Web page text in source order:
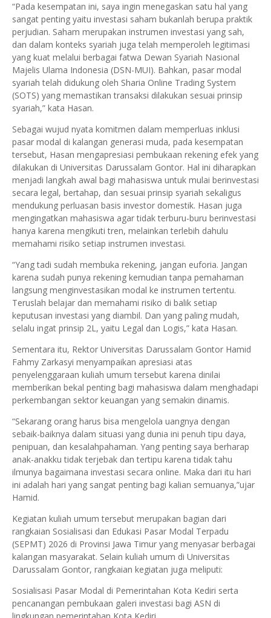
“Pada kesempatan ini, saya ingin menegaskan satu hal yang
sangat penting yaitu investasi saham bukanlah berupa praktik
perjudian. Saham merupakan instrumen investasi yang sah,
dan dalam konteks syariah juga telah memperoleh legitimasi
yang kuat melalui berbagai fatwa Dewan Syariah Nasional
Majelis Ulama Indonesia (DSN-MUI). Bahkan, pasar modal
syariah telah didukung oleh Sharia Online Trading System
(SOTS) yang memastikan transaksi dilakukan sesuai prinsip
syariah,” kata Hasan.
Sebagai wujud nyata komitmen dalam memperluas inklusi
pasar modal di kalangan generasi muda, pada kesempatan
tersebut, Hasan mengapresiasi pembukaan rekening efek yang
dilakukan di Universitas Darussalam Gontor. Hal ini diharapkan
menjadi langkah awal bagi mahasiswa untuk mulai berinvestasi
secara legal, bertahap, dan sesuai prinsip syariah sekaligus
mendukung perluasan basis investor domestik. Hasan juga
mengingatkan mahasiswa agar tidak terburu-buru berinvestasi
hanya karena mengikuti tren, melainkan terlebih dahulu
memahami risiko setiap instrumen investasi.
“Yang tadi sudah membuka rekening, jangan euforia. Jangan
karena sudah punya rekening kemudian tanpa pemahaman
langsung menginvestasikan modal ke instrumen tertentu.
Teruslah belajar dan memahami risiko di balik setiap
keputusan investasi yang diambil. Dan yang paling mudah,
selalu ingat prinsip 2L, yaitu Legal dan Logis,” kata Hasan.
Sementara itu, Rektor Universitas Darussalam Gontor Hamid
Fahmy Zarkasyi menyampaikan apresiasi atas
penyelenggaraan kuliah umum tersebut karena dinilai
memberikan bekal penting bagi mahasiswa dalam menghadapi
perkembangan sektor keuangan yang semakin dinamis.
“Sekarang orang harus bisa mengelola uangnya dengan
sebaik-baiknya dalam situasi yang dunia ini penuh tipu daya,
penipuan, dan kesalahpahaman. Yang penting saya berharap
anak-anakku tidak terjebak dan tertipu karena tidak tahu
ilmunya bagaimana investasi secara online. Maka dari itu hari
ini adalah hari yang sangat penting bagi kalian semuanya,”ujar
Hamid.
Kegiatan kuliah umum tersebut merupakan bagian dari
rangkaian Sosialisasi dan Edukasi Pasar Modal Terpadu
(SEPMT) 2026 di Provinsi Jawa Timur yang menyasar berbagai
kalangan masyarakat. Selain kuliah umum di Universitas
Darussalam Gontor, rangkaian kegiatan juga meliputi:
Sosialisasi Pasar Modal di Pemerintahan Kota Kediri serta
pencanangan pembukaan galeri investasi bagi ASN di